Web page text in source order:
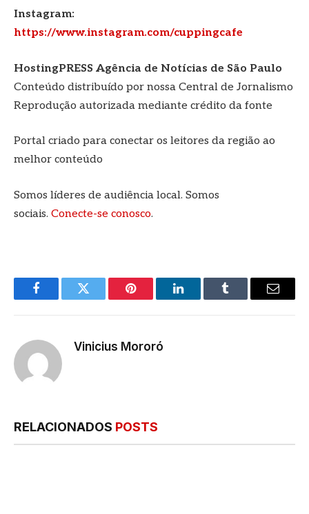
Instagram:
https://www.instagram.com/cuppingcafe
HostingPRESS Agência de Notícias de São Paulo
Conteúdo distribuído por nossa Central de Jornalismo
Reprodução autorizada mediante crédito da fonte
Portal criado para conectar os leitores da região ao
melhor conteúdo
Somos líderes de audiência local. Somos
sociais. Conecte-se conosco.
FacebookTwitter Pinterest LinkedInTumblr
E-
Vinicius Mororó
RELACIONADOS POSTS